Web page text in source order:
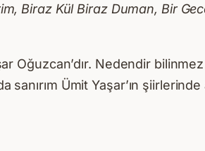
Biraz Kül Biraz Duman, Bir
Nedendir bilinmez
Ümit Yaşar’ın şiirlerinde